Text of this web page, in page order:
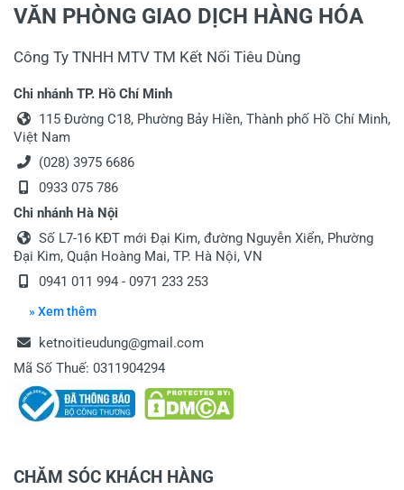
VĂN PHÒNG GIAO DỊCH HÀNG HÓA
Công Ty TNHH MTV TM Kết Nối Tiêu Dùng
Chi nhánh TP. Hồ Chí Minh
115 Đường C18, Phường Bảy Hiền, Thành phố Hồ Chí Minh,
Việt Nam
(028) 3975 6686
0933 075 786
Chi nhánh Hà Nội
Số L7-16 KĐT mới Đại Kim, đường Nguyễn Xiển, Phường
Đại Kim, Quận Hoàng Mai, TP. Hà Nội, VN
0941 011 994 - 0971 233 253
» Xem thêm
ketnoitieudung@gmail.com
Mã Số Thuế: 0311904294
CHĂM SÓC KHÁCH HÀNG